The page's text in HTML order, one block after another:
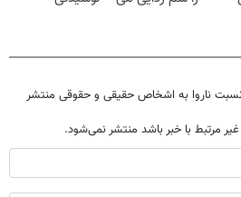
ناروا به اشخاص حقیقی و حقوقی منتشر
غیر مرتبط با خبر باشد منتشر نمی‌شود.